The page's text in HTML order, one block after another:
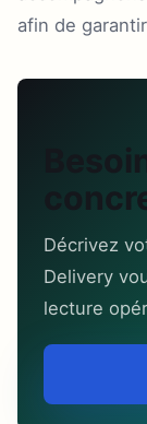
afin de
Décrivez
Delivery
lecture